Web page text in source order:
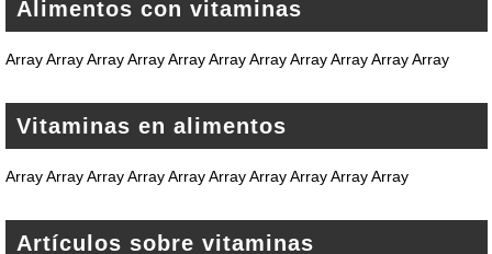
Alimentos con vitaminas
Array Array Array Array Array Array Array Array Array Array Array
Vitaminas en alimentos
Array Array Array Array Array Array Array Array Array Array
Artículos sobre vitaminas